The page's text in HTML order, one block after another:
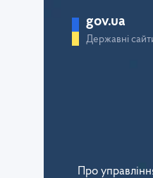
gov.ua
Державні
Про